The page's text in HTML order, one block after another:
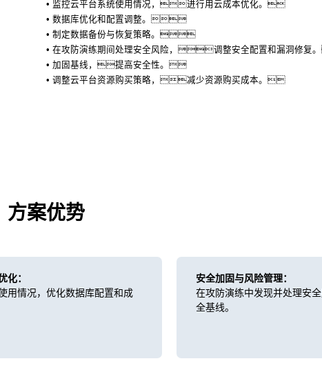
• 监控云平台系统使用情况，进行用云成本优化。
• 数据库优化和配置调整。
• 制定数据备份与恢复策略。
• 在攻防演练期间处理安全风险，调整安全配置和漏洞修
• 加固基线，提高安全性。
• 调整云平台资源购买策略，减少资源购买成本。
方案优势
化：
用情况，优化数据库配置和成
安全加固与风险管理：
在攻防演练中发现并处理安
全基线。